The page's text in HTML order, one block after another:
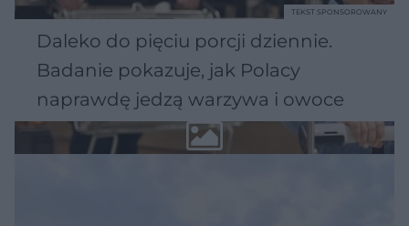
Daleko do pięciu porcji dziennie.
Badanie pokazuje, jak Polacy
naprawdę jedzą warzywa i owoce
TEKST SPONSOROWANY